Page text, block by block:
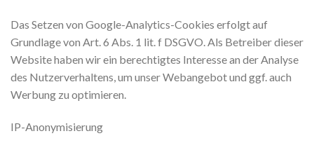
Das Setzen von Google-Analytics-Cookies erfolgt auf
Grundlage von Art. 6 Abs. 1 lit. f DSGVO. Als Betreiber dieser
Website haben wir ein berechtigtes Interesse an der Analyse
des Nutzerverhaltens, um unser Webangebot und ggf. auch
Werbung zu optimieren.
IP-Anonymisierung